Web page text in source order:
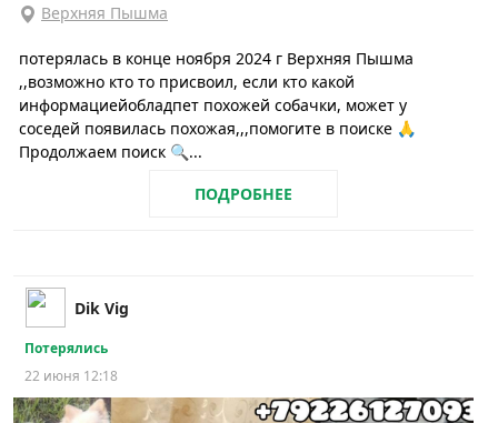
Верхняя Пышма
потерялась в конце ноября 2024 г Верхняя Пышма
,,возможно кто то присвоил, если кто какой
информациейобладпет похожей собачки, может у
соседей появилась похожая,,,помогите в поиске 🙏
Продолжаем поиск 🔍...
ПОДРОБНЕЕ
Dik Vig
Потерялись
22 июня 12:18